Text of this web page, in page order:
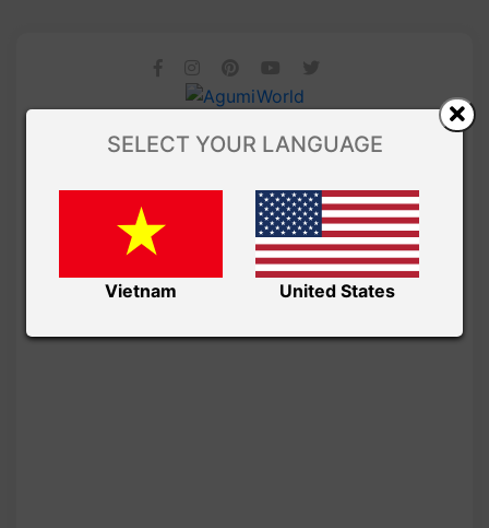
SELECT YOUR LANGUAGE
Vietnam United States